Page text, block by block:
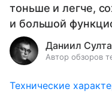
тоньше и легче,
и большой
Даниил
Автор обзоров
Технические